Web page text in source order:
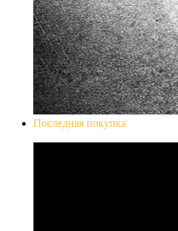
Последняя покупка